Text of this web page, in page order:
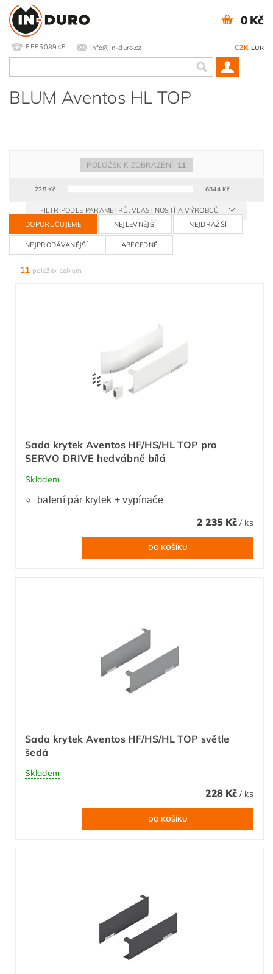
555508945 info@in-duro.cz CZK EUR
0 Kč
BLUM Aventos HL TOP
228Kč 6844 Kč
POLOŽEK K ZOBRAZENÍ: 11
FILTR PODLE PARAMETRŮ, VLASTNOSTÍ A VÝROBCŮ
DOPORUČUJEME
NEJLEVNĚJŠÍ NEJDRAŽŠÍ
NEJPRODÁVANĚJŠÍ ABECEDNĚ
11 položek celkem
Sada krytek Aventos HF/HS/HL TOP pro
SERVO DRIVE hedvábně bílá
Skladem
balení pár krytek + vypínače
2 235 Kč / ks
Sada krytek Aventos HF/HS/HL TOP světle
šedá
Skladem
228 Kč / ks